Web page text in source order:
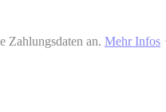
alle Übernachtungen ·